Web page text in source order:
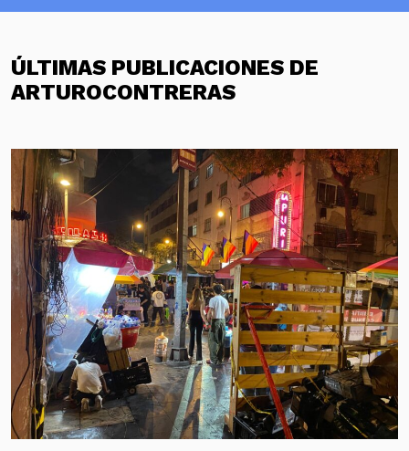
ÚLTIMAS PUBLICACIONES DE
ARTUROCONTRERAS